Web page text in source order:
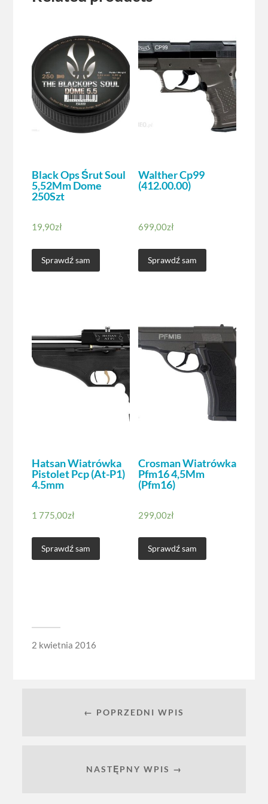
Black Ops Śrut Soul
5,52Mm Dome
250Szt
19,90zł
Sprawdź sam
Walther Cp99
(412.00.00)
699,00zł
Sprawdź sam
Hatsan Wiatrówka
Pistolet Pcp (At-P1)
4.5mm
1 775,00zł
Sprawdź sam
Crosman Wiatrówka
Pfm16 4,5Mm
(Pfm16)
299,00zł
Sprawdź sam
2 kwietnia 2016
← POPRZEDNI WPIS
NASTĘPNY WPIS →